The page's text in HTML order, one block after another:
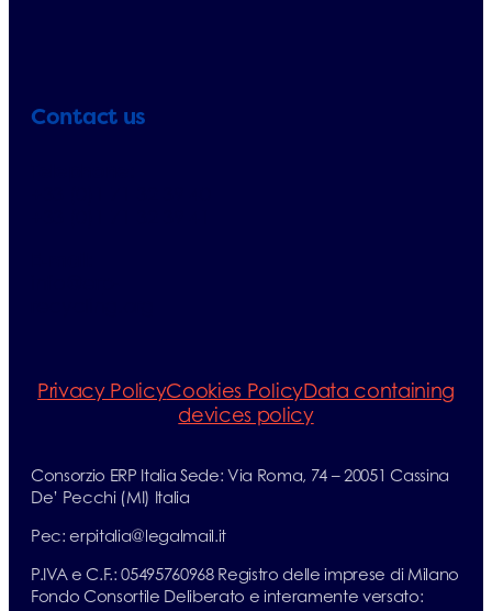
Privacy PolicyCookies PolicyData containing
devices policy
Consorzio ERP Italia Sede: Via Roma, 74 – 20051 Cassina
De’ Pecchi (MI) Italia
Pec: erpitalia@legalmail.it
P.IVA e C.F.: 05495760968 Registro delle imprese di Milano
Fondo Consortile Deliberato e interamente versato:
Contact us